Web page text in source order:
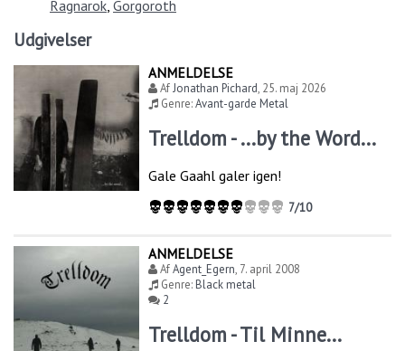
Ragnarok Gorgoroth
Udgivelser
ANMELDELSE
AfJonathan Pichard, 25. maj 2026
Genre:Avant-garde Metal
Trelldom - ...by the Word...
Gale Gaahl galer igen!
7/10
ANMELDELSE
AfAgent_Egern, 7. april 2008
Genre:Black metal
2
Trelldom - Til Minne...